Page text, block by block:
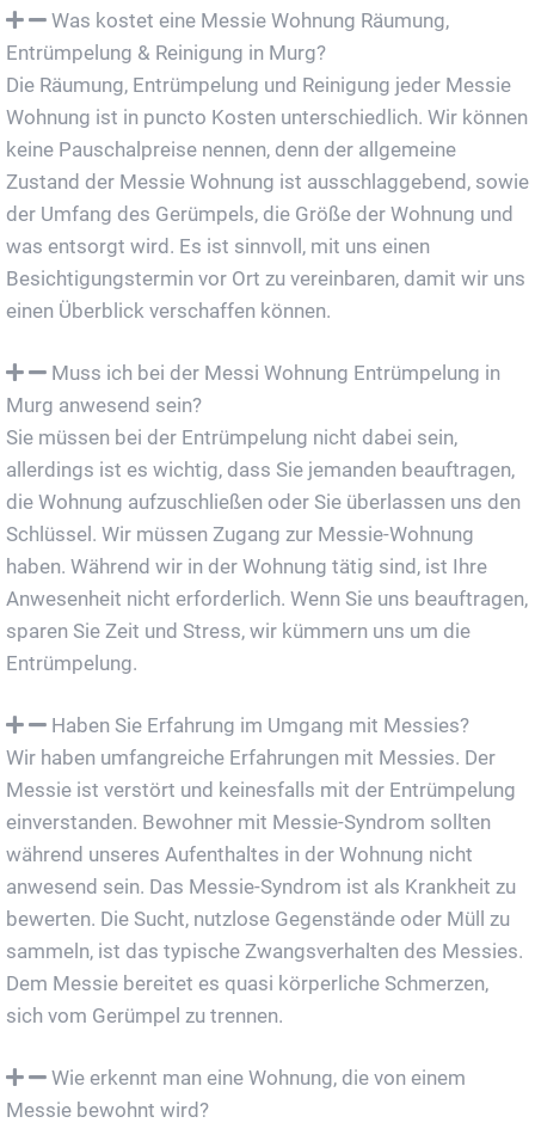
Was kostet eine Messie Wohnung Räumung,
Entrümpelung & Reinigung in Murg?
Die Räumung, Entrümpelung und Reinigung jeder Messie
Wohnung ist in puncto Kosten unterschiedlich. Wir können
keine Pauschalpreise nennen, denn der allgemeine
Zustand der Messie Wohnung ist ausschlaggebend, sowie
der Umfang des Gerümpels, die Größe der Wohnung und
was entsorgt wird. Es ist sinnvoll, mit uns einen
Besichtigungstermin vor Ort zu vereinbaren, damit wir uns
einen Überblick verschaffen können.
Muss ich bei der Messi Wohnung Entrümpelung in
Murg anwesend sein?
Sie müssen bei der Entrümpelung nicht dabei sein,
allerdings ist es wichtig, dass Sie jemanden beauftragen,
die Wohnung aufzuschließen oder Sie überlassen uns den
Schlüssel. Wir müssen Zugang zur Messie-Wohnung
haben. Während wir in der Wohnung tätig sind, ist Ihre
Anwesenheit nicht erforderlich. Wenn Sie uns beauftragen,
sparen Sie Zeit und Stress, wir kümmern uns um die
Entrümpelung.
Haben Sie Erfahrung im Umgang mit Messies?
Wir haben umfangreiche Erfahrungen mit Messies. Der
Messie ist verstört und keinesfalls mit der Entrümpelung
einverstanden. Bewohner mit Messie-Syndrom sollten
während unseres Aufenthaltes in der Wohnung nicht
anwesend sein. Das Messie-Syndrom ist als Krankheit zu
bewerten. Die Sucht, nutzlose Gegenstände oder Müll zu
sammeln, ist das typische Zwangsverhalten des Messies.
Dem Messie bereitet es quasi körperliche Schmerzen,
sich vom Gerümpel zu trennen.
Wie erkennt man eine Wohnung, die von einem
Messie bewohnt wird?